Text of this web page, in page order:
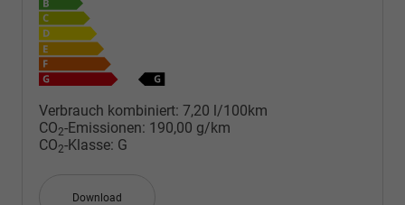
Verbrauch kombiniert: 7,20 l/100km
CO2-Emissionen: 190,00 g/km
CO2-Klasse: G
Download